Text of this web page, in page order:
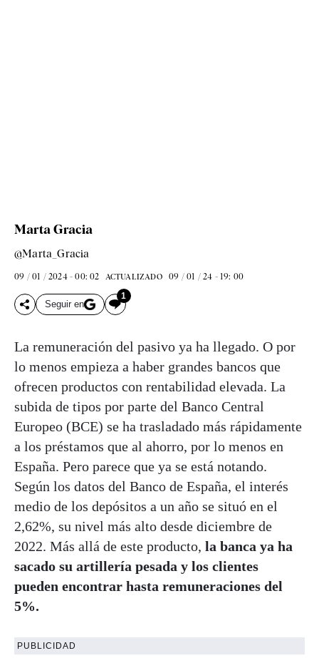
Marta Gracia
@Marta_Gracia
09 / 01 / 2024 - 00: 02 ACTUALIZADO 09 / 01 / 24 - 19: 00
Seguir en
1
La remuneración del pasivo ya ha llegado. O por
lo menos empieza a haber grandes bancos que
ofrecen productos con rentabilidad elevada. La
subida de tipos por parte del Banco Central
Europeo (BCE) se ha trasladado más rápidamente
a los préstamos que al ahorro, por lo menos en
España. Pero parece que ya se está notando.
Según los datos del Banco de España, el interés
medio de los depósitos a un año se situó en el
2,62%, su nivel más alto desde diciembre de
2022. Más allá de este producto, la banca ya ha
sacado su artillería pesada y los clientes
pueden encontrar hasta remuneraciones del
5%.
PUBLICIDAD